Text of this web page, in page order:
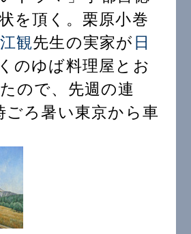
を頂く。栗原小巻
観先生の実家が日
のゆば料理屋とお
ので、先週の連
ごろ暑い東京から車